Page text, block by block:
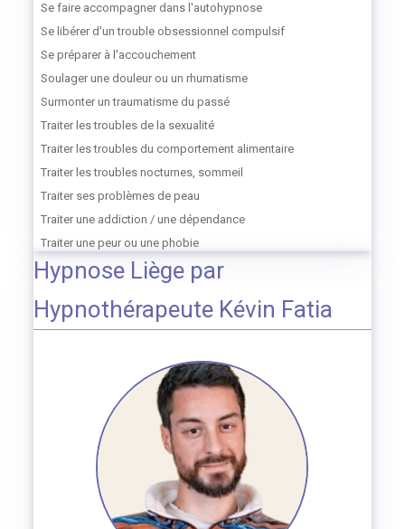
Se faire accompagner dans l'autohypnose
Se libérer d'un trouble obsessionnel compulsif
Se préparer à l'accouchement
Soulager une douleur ou un rhumatisme
Surmonter un traumatisme du passé
Traiter les troubles de la sexualité
Traiter les troubles du comportement alimentaire
Traiter les troubles nocturnes, sommeil
Traiter ses problèmes de peau
Traiter une addiction / une dépendance
Traiter une peur ou une phobie
Hypnose Liège par
Hypnothérapeute Kévin Fatia